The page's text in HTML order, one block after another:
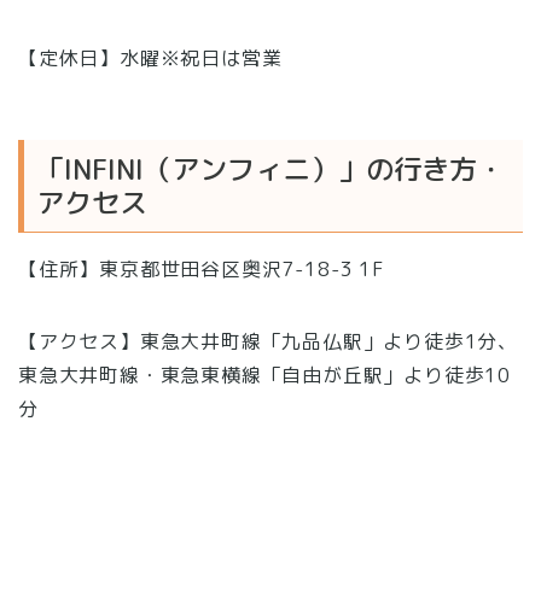
【定休日】水曜※祝日は営業
「INFINI（アンフィニ）」の行き方・
アクセス
【住所】東京都世田谷区奥沢7-18-3 1F
【アクセス】東急大井町線「九品仏駅」より徒歩1分、
東急大井町線・東急東横線「自由が丘駅」より徒歩10
分